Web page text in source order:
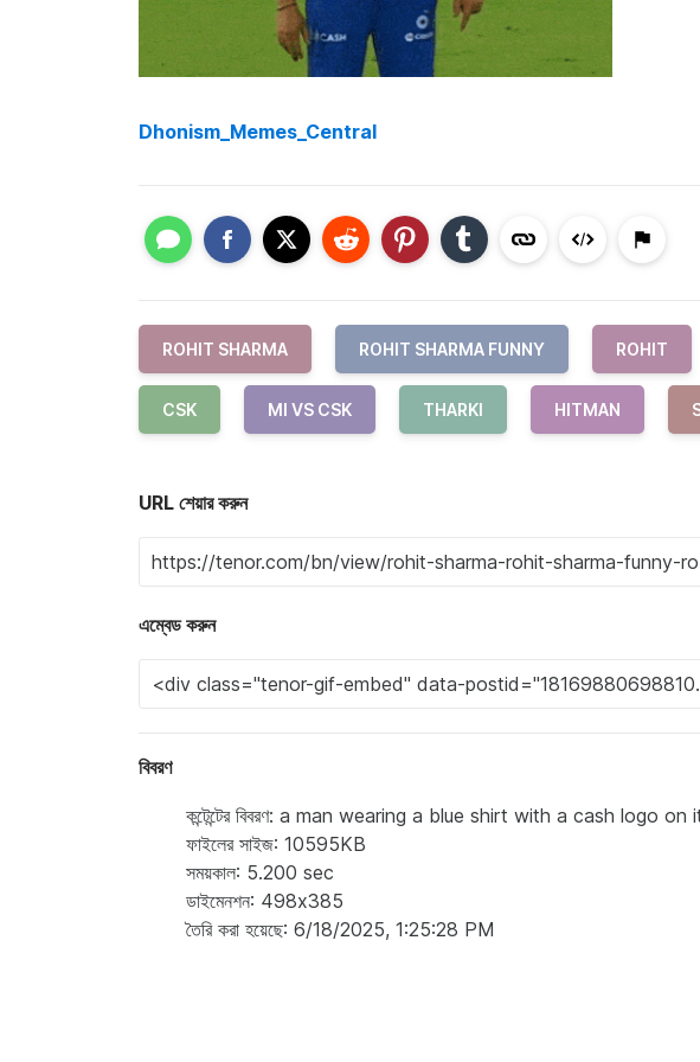
Dhonism_Memes_Central
ROHIT SHARMA ROHIT SHARMA FUNNY ROHIT
CSK MI VS CSK THARKI HITMAN
URL শেয়ার করুন
এম্বেড করুন
বিবরণ
কন্টেন্টের বিবরণ: a man wearing a blue shirt with a cash logo on
ফাইলের সাইজ: 10595KB
সময়কাল: 5.200 sec
ডাইমেনশন: 498x385
তৈরি করা হয়েছে: 6/18/2025, 1:25:28 PM